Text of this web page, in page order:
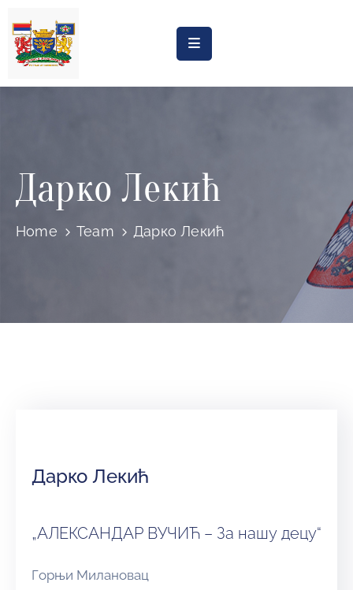
Насловна
Процена
утицаја
Регистри
природе
Дарко Лекић
Home Team Дарко Лекић
Дарко Лекић
„АЛЕКСАНДАР ВУЧИЋ – За нашу децу“
Горњи Милановац